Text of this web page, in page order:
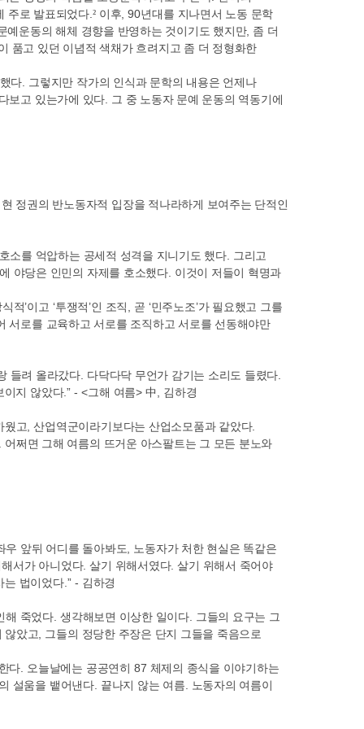
주로 발표되었다. ² 이후 , 90년대를 지나면서 노동 문학
예운동의 해체 경향을 반영하는 것이기도 했지만, 좀 더
품고 있던 이념적 색채가 흐려지고 좀 더 정형화한
다
그렇지만 작가의 인식과 문학의 내용은 언제나
보고 있는가에 있다 그 중 노동자 문예 운동의 역동기에
정권의 반노동자적 입장을 적나라하게 보여주는 단적인
소를 억압하는 공세적 성격을 지니기도 했다.
그리고
야당은 인민의 자제를 호소했다. 이것이 저들이 혁명과
적’이고 ‘투쟁적’인 조직 곧 ‘민주노조’가 필요했고 그를
서로를 교육하고 서로를 조직하고 서로를 선동해야만
들려 올라갔다 다닥다닥 무언가 감기는 소리도 들렸다
이지 않았다.” - <그해 여름>中 김하경
웠고 ,산업역군이라기보다는 산업소모품과 같았다.
어쩌면 그해 여름의 뜨거운 아스팔트는 그 모든 분노와
우 앞뒤 어디를 돌아봐도
노동자가 처한 현실은 똑같은
서가 아니었다.살기 위해서였다.살기 위해서 죽어야
는 법이었다.” - 김하경
해 죽었다 생각해보면 이상한 일이다.
그들의 요구는 그
않았고
그들의 정당한 주장은 단지 그들을 죽음으로
다 오늘날에는 공공연히 87 체제의 종식을 이야기하는
설움을 뱉어낸다. 끝나지 않는 여름
노동자의 여름이